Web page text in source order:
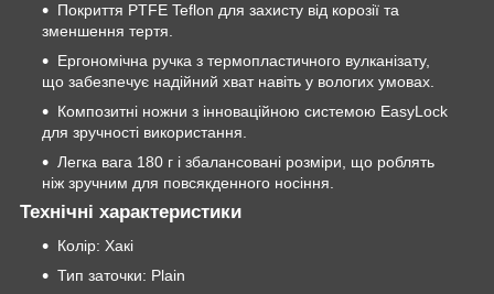
Покриття PTFE Teflon для захисту від корозії та
зменшення тертя.
Ергономічна ручка з термопластичного вулканізату,
що забезпечує надійний хват навіть у вологих умовах.
Композитні ножни з інноваційною системою EasyLock
для зручності використання.
Легка вага 180 г і збалансовані розміри, що роблять
ніж зручним для повсякденного носіння.
Технічні характеристики
Колір: Хакі
Тип заточки: Plain